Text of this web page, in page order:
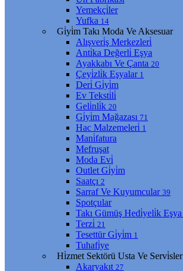
Yemekçi̇ler
Yufka 14
Gi̇yi̇m Takı Moda Ve Aksesuar
Alışveri̇ş Merkezleri̇
Anti̇ka Değerli̇ Eşya
Ayakkabı Ve Çanta 20
Çeyi̇zli̇k Eşyalar 1
Deri̇ Gi̇yi̇m
Ev Teksti̇li̇
Geli̇nli̇k 20
Gi̇yi̇m Mağazası 71
Hac Malzemeleri̇ 1
Mani̇fatura
Mefruşat
Moda Evi̇
Outlet Gi̇yi̇m
Saatçı 2
Sarraf Ve Kuyumcular 39
Spotçular
Takı Gümüş Hedi̇yeli̇k Eşya
Terzi̇ 21
Tesettür Gi̇yi̇m 1
Tuhafi̇ye
Hi̇zmet Sektörü Usta Ve Servi̇sler
Akaryakıt 27